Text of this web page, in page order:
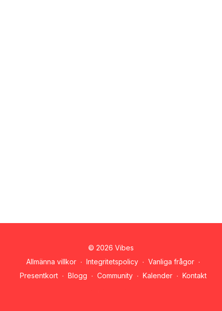
© 2026 Vibes
Allmänna villkor ∙ Integritetspolicy ∙ Vanliga frågor ∙
Presentkort ∙ Blogg ∙ Community ∙ Kalender ∙ Kontakt